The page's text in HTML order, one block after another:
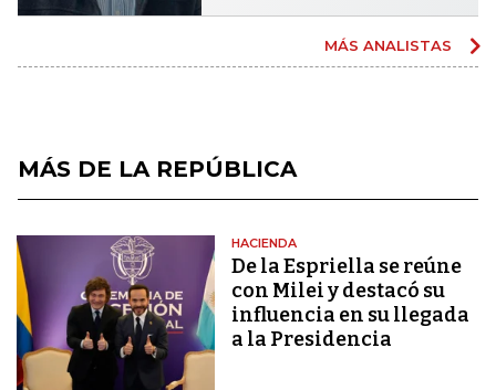
MÁS ANALISTAS
MÁS DE LA REPÚBLICA
HACIENDA
De la Espriella se reúne
con Milei y destacó su
influencia en su llegada
a la Presidencia